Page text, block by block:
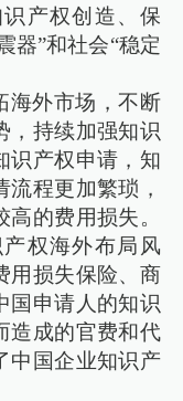
产权创造、保
器”和社会“稳定
海外市场，不断
，持续加强知识
识产权申请，知
程更加繁琐，
的费用损失。
权海外布局风
用损失保险、商
国申请人的知识
造成的官费和代
中国企业知识产